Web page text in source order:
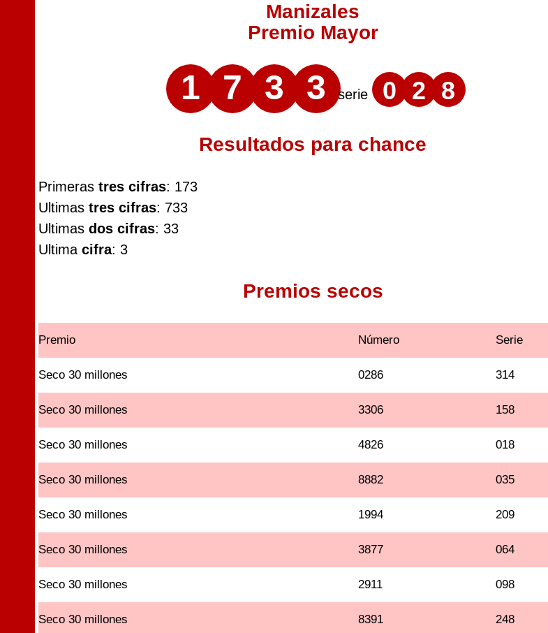
Manizales
Premio Mayor
1 7 3 3 serie 0 2 8
Resultados para chance
Primeras tres cifras: 173
Ultimas tres cifras: 733
Ultimas dos cifras: 33
Ultima cifra: 3
Premios secos
Premio Número Serie
Seco 30 millones 0286 314
Seco 30 millones 3306 158
Seco 30 millones 4826 018
Seco 30 millones 8882 035
Seco 30 millones 1994 209
Seco 30 millones 3877 064
Seco 30 millones 2911 098
Seco 30 millones 8391 248